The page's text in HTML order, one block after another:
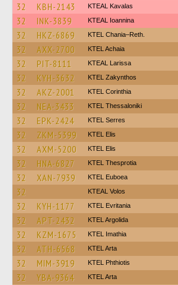
32 KBH-2143 KTEAL Kavalas
32 INK-3839 KTEAL Ioannina
32 HKZ-6869 KTEL Chania–Reth.
32 AXX-2700 KTEL Achaia
32 PIT-8111 KTEAL Larissa
32 KYH-3632 KTEL Zakynthos
32 AKZ-2001 KTEL Corinthia
32 NEA-3433 KTEL Thessaloniki
32 EPK-2424 KTEL Serres
32 ZKM-5399 KTEL Elis
32 AXM-5200 KTEL Elis
32 HNA-6827 KTEL Thesprotia
32 XAN-7939 ΚΤΕL Euboea
32 KTEAL Volos
32 KYH-1177 ΚΤΕL Evritania
32 APT-2432 KTEL Argolida
32 KZM-1675 KTEL Imathia
32 ATH-6568 KTEL Arta
32 MIM-3919 ΚΤΕL Phthiotis
32 YBA-9364 KTEL Arta